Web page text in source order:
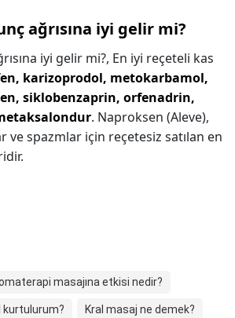
ağrısına iyi gelir mi?
iyi gelir mi?, En iyi reçeteli kas
karizoprodol, metokarbamol,
siklobenzaprin, orfenadrin,
. Naproksen (Aleve),
ve spazmlar için reçetesiz satılan en
masajına etkisi nedir?
kurtulurum? Kral masaj ne demek?